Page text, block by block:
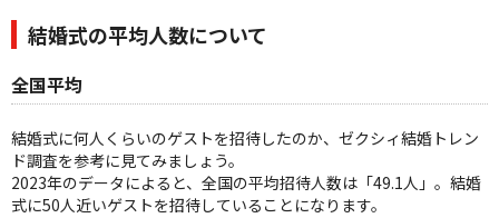
結婚式の平均人数について
全国平均
結婚式に何人くらいのゲストを招待したのか、ゼクシィ結婚トレン
ド調査を参考に見てみましょう。
2023年のデータによると、全国の平均招待人数は「49.1人」。結婚
式に50人近いゲストを招待していることになります。